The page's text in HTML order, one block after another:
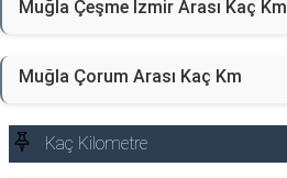
Muğla Çeşme İzmir Arası Kaç Km
Muğla Çorum Arası Kaç Km
Kaç Kilometre